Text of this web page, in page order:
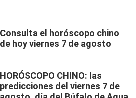
Consulta el horóscopo chino
de hoy viernes 7 de agosto
HORÓSCOPO CHINO: las
predicciones del viernes 7 de